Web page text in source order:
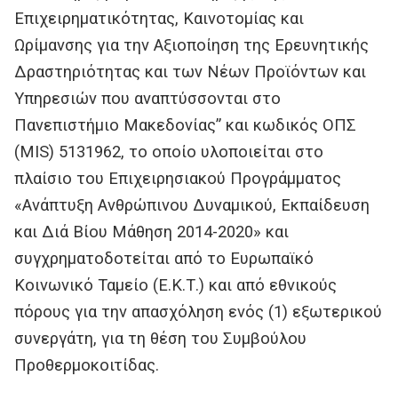
Επιχειρηματικότητας, Καινοτομίας και
Ωρίμανσης για την Αξιοποίηση της Ερευνητικής
Δραστηριότητας και των Νέων Προϊόντων και
Υπηρεσιών που αναπτύσσονται στο
Πανεπιστήμιο Μακεδονίας” και κωδικός ΟΠΣ
(MIS) 5131962, το οποίο υλοποιείται στο
πλαίσιο του Επιχειρησιακού Προγράμματος
«Ανάπτυξη Ανθρώπινου Δυναμικού, Εκπαίδευση
και Διά Βίου Μάθηση 2014-2020» και
συγχρηματοδοτείται από το Ευρωπαϊκό
Κοινωνικό Ταμείο (Ε.Κ.Τ.) και από εθνικούς
πόρους για την απασχόληση ενός (1) εξωτερικού
συνεργάτη, για τη θέση του Συμβούλου
Προθερμοκοιτίδας.